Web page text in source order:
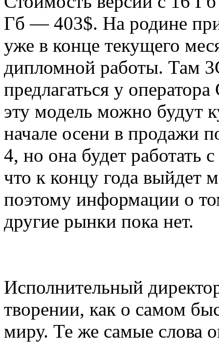
Гб — 403$. На родине
уже в конце текущего
дипломной работы. Там
предлагаться у
эту модель можно будут
начале осени в продажи
4, но она будет
что к концу года выйдет
поэтому информации о
другие рынки пока нет.
Исполнительный
творении, как о самом
миру. Те же самые слова